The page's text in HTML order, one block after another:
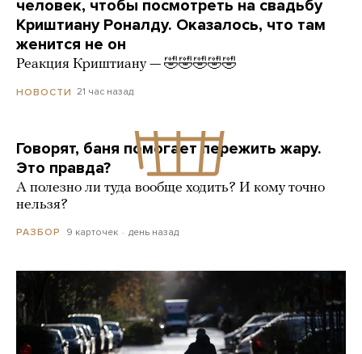
человек, чтобы посмотреть на свадьбу
Криштиану Роналду. Оказалось, что там
женится не он
Реакция Криштиану — 🤣🤣🤣🤣🤣
НОВОСТИ 21 час назад
Говорят, баня помогает пережить жару.
Это правда?
А полезно ли туда вообще ходить? И кому точно
нельзя?
РАЗБОР 9 карточек день назад